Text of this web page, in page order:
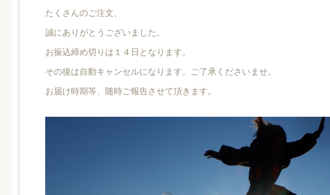
たくさんのご注文、
誠にありがとうございました。
お振込締め切りは１４日となります。
その後は自動キャンセルになります。ご了承くださいませ。
お届け時期等、随時ご報告させて頂きます。